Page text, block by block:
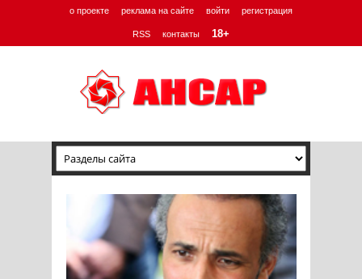
о проекте реклама на сайте войти регистрация
RSS контакты 18+